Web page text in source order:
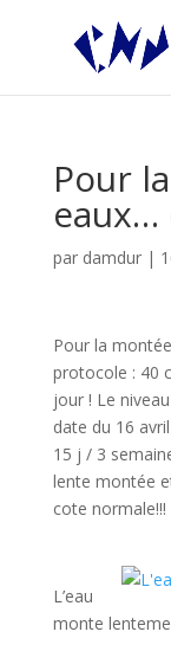
Pour
par damdur|
Pour la
protocole : 40
jour ! Le
date du 16
15 j / 3
lente montée
cote
L’eau
monte